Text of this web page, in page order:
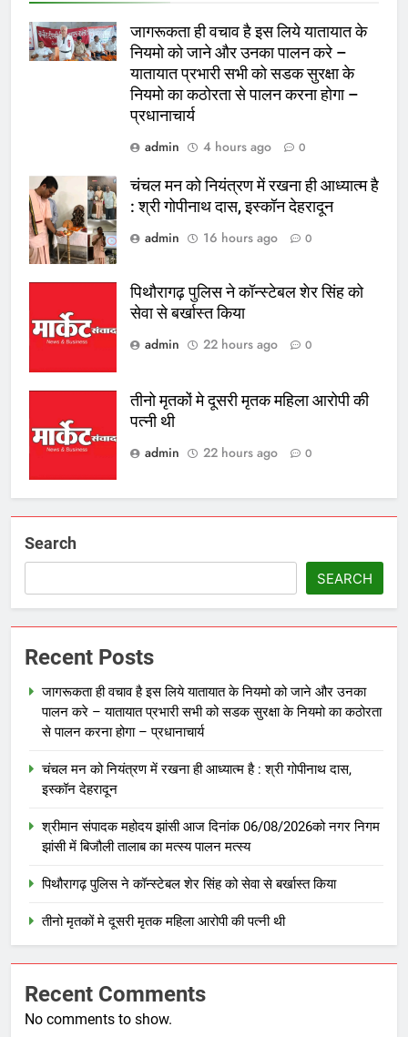
जागरूकता ही वचाव है इस लिये यातायात के
नियमो को जाने और उनका पालन करे –
यातायात प्रभारी सभी को सडक सुरक्षा के
नियमो का कठोरता से पालन करना होगा –
प्रधानाचार्य
admin
4 hours ago 0
चंचल मन को नियंत्रण में रखना ही आध्यात्म है
: श्री गोपीनाथ दास, इस्कॉन देहरादून
admin
16 hours ago 0
पिथौरागढ़ पुलिस ने कॉन्स्टेबल शेर सिंह को
सेवा से बर्खास्त किया
admin
22 hours ago 0
तीनो मृतकों मे दूसरी मृतक महिला आरोपी की
पत्नी थी
admin
22 hours ago 0
Search
SEARCH
Recent Posts
जागरूकता ही वचाव है इस लिये यातायात के नियमो को जाने और उनका
पालन करे – यातायात प्रभारी सभी को सडक सुरक्षा के नियमो का कठोरता
से पालन करना होगा – प्रधानाचार्य
चंचल मन को नियंत्रण में रखना ही आध्यात्म है : श्री गोपीनाथ दास,
इस्कॉन देहरादून
श्रीमान संपादक महोदय झांसी आज दिनांक 06/08/2026को नगर निगम
झांसी में बिजौली तालाब का मत्स्य पालन मत्स्य
पिथौरागढ़ पुलिस ने कॉन्स्टेबल शेर सिंह को सेवा से बर्खास्त किया
तीनो मृतकों मे दूसरी मृतक महिला आरोपी की पत्नी थी
Recent Comments
No comments to show.